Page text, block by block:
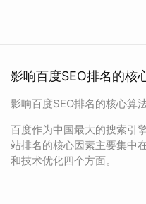
影响百度SEO排名的核
影响百度SEO排名的核心算
百度作为中国最大的搜索引
站排名的核心因素主要集中
和技术优化四个方面。